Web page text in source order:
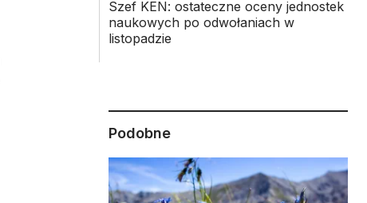
Szef KEN: ostateczne oceny jednostek
naukowych po odwołaniach w
listopadzie
Podobne